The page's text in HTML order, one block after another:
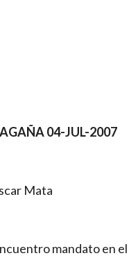
04-JUL-2007
Mata
mandato en